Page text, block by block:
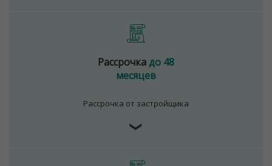
Рассрочкадо 48
месяцев
Рассрочка от застройщика
❯